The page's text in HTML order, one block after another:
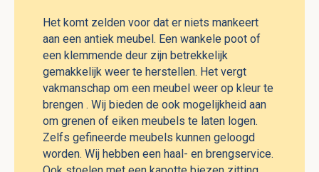
Het komt zelden voor dat er niets mankeert
aan een antiek meubel. Een wankele poot of
een klemmende deur zijn betrekkelijk
gemakkelijk weer te herstellen. Het vergt
vakmanschap om een meubel weer op kleur te
brengen . Wij bieden de ook mogelijkheid aan
om grenen of eiken meubels te laten logen.
Zelfs gefineerde meubels kunnen geloogd
worden. Wij hebben een haal- en brengservice.